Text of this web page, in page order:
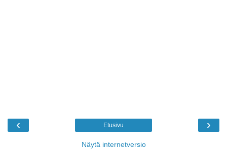
‹ ›
Etusivu
Näytä internetversio